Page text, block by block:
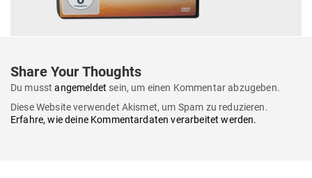
Share Your Thoughts
Du musstangemeldet sein, um einen Kommentar abzugeben.
Diese Website verwendet Akismet, um Spam zu reduzieren.
Erfahre, wie deine Kommentardaten verarbeitet werden.